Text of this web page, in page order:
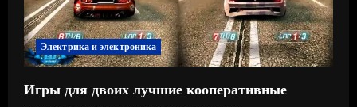
Электрика и электроника
Игры для двоих лучшие кооперативные